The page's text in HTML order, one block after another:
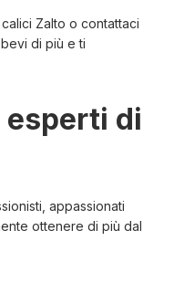
Zalto o contattaci
di più e ti
esperti di
appassionati
ottenere di più dal